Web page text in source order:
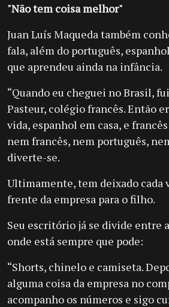
"Não tem coisa melhor"
Juan Luís Maqueda também
fala, além do português,
que aprendeu ainda na infância.
“Quando eu cheguei no Brasil,
Pasteur, colégio francês. Então
vida, espanhol em casa, e
nem francês, nem português,
diverte-se.
Ultimamente, tem deixado cada
frente da empresa para o filho.
Seu escritório já se divide entre
onde está sempre que pode:
“Shorts, chinelo e camiseta.
alguma coisa da empresa no
acompanho os números e sigo